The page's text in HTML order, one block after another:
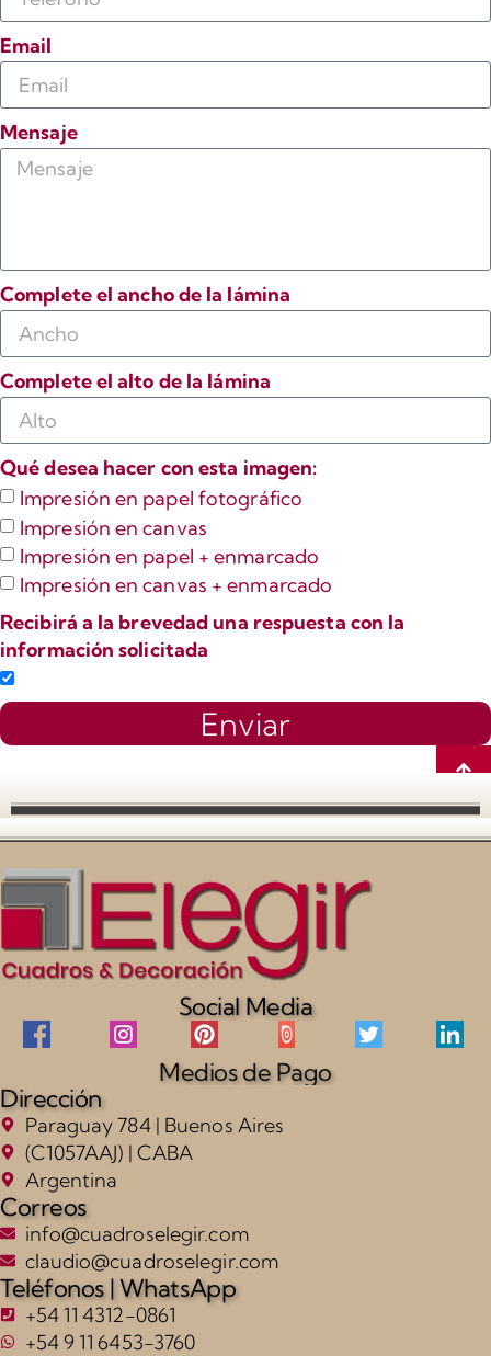
Email
Mensaje
Complete el ancho de la lámina
Complete el alto de la lámina
Qué desea hacer con esta imagen:
Impresión en papel fotográfico
Impresión en canvas
Impresión en papel + enmarcado
Impresión en canvas + enmarcado
Recibirá a la brevedad una respuesta con la
información solicitada
Enviar
Social Media
Medios de Pago
Dirección
Paraguay 784 | Buenos Aires
(C1057AAJ) | CABA
Argentina
Correos
info@cuadroselegir.com
claudio@cuadroselegir.com
Teléfonos | WhatsApp
+54 11 4312-0861
+54 9 11 6453-3760